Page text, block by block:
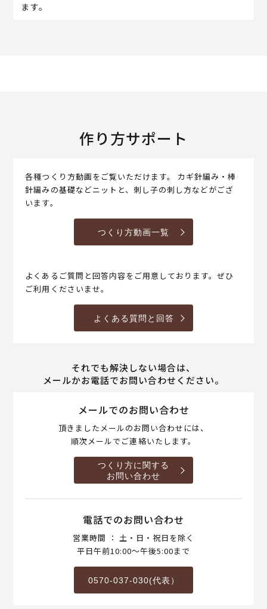
ます。
作り方サポート
各種つくり方動画をご覧いただけます。 カギ針編み・棒
針編みの基礎などニットと、刺し子の刺し方などがござ
います。
つくり方動画一覧
よくあるご質問と回答内容をご用意しております。ぜひ
ご利用くださいませ。
よくある質問と回答
それでも解決しない場合は、
メールかお電話でお問い合わせください。
メールでのお問い合わせ
頂きましたメールのお問い合わせには、
順次メールでご連絡いたします。
つくり方に関する
お問い合わせ
電話でのお問い合わせ
営業時間 ： 土・日・祝日を除く
平日午前10:00～午後5:00まで
0570-037-030(代表）